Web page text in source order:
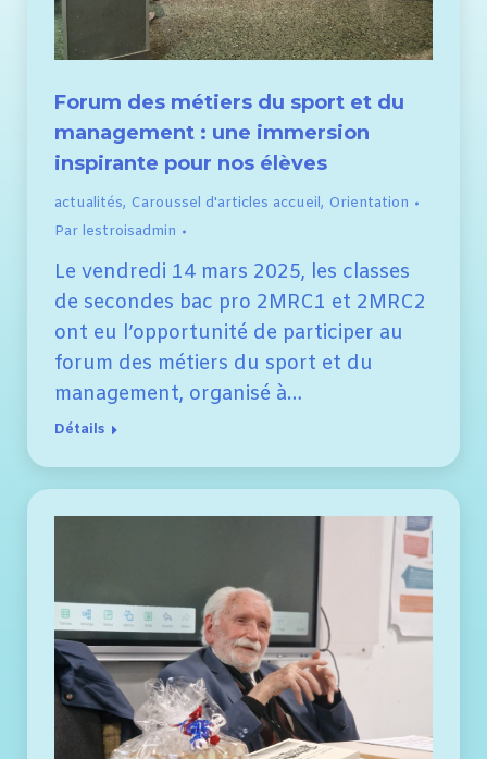
Forum des métiers du sport et du
management : une immersion
inspirante pour nos élèves
actualités, Caroussel d'articles accueil, Orientation
Par lestroisadmin
Le vendredi 14 mars 2025, les classes
de secondes bac pro 2MRC1 et 2MRC2
ont eu l’opportunité de participer au
forum des métiers du sport et du
management, organisé à…
Détails